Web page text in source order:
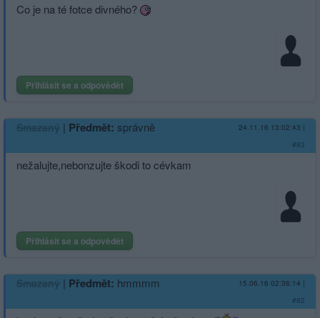
Co je na té fotce divného?
Přihlásit se a odpovědět
Smazaný | Předmět: správně 24.11.16 13:02:43 |
#83
nežalujte,nebon­zujte škodi to cévkam
Přihlásit se a odpovědět
Smazaný | Předmět: hmmmm 15.06.16 02:36:14 |
#82